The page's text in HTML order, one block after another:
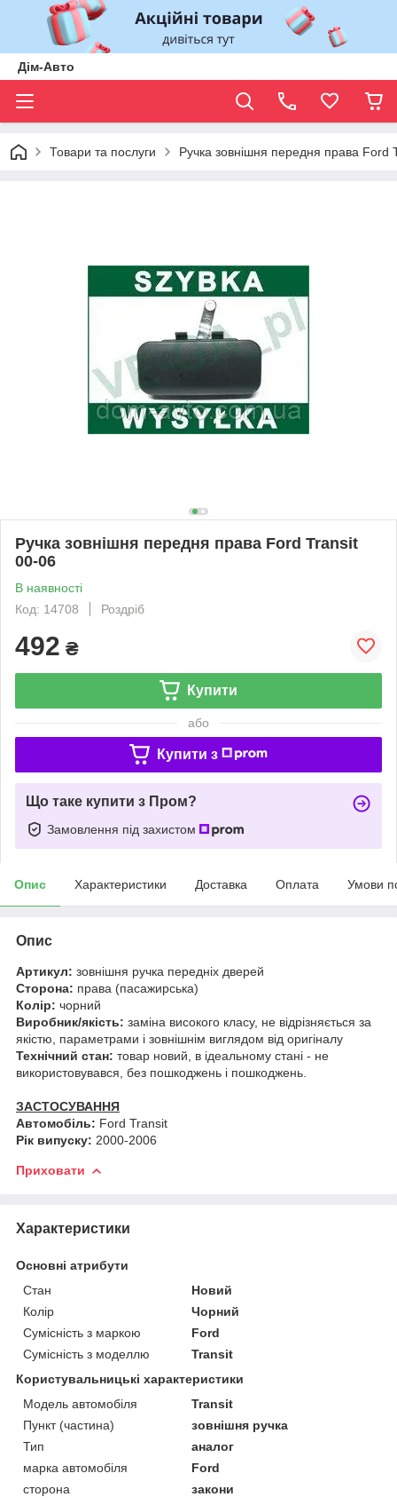
Дім-Авто
Товари та послуги Ручка зовнішня передня права Ford
Ручка зовнішня передня права Ford Transit
00-06
В наявності
Код: 14708
Роздріб
492 ₴
Купити
або
Купити з
Що таке купити з Пром?
Замовлення під захистом
Опис Характеристики Доставка Оплата Умови
Опис
Артикул: зовнішня ручка передніх дверей
Сторона: права (пасажирська)
Колір: чорний
Виробник/якість: заміна високого класу, не відрізняється за
якістю, параметрами і зовнішнім виглядом від оригіналу
Технічний стан: товар новий, в ідеальному стані - не
використовувався, без пошкоджень і пошкоджень.
ЗАСТОСУВАННЯ
Автомобіль: Ford Transit
Рік випуску: 2000-2006
Приховати
Характеристики
Основні атрибути
Стан
Новий
Колір
Чорний
Сумісність з маркою
Ford
Сумісність з моделлю
Transit
Користувальницькі характеристики
Модель автомобіля
Transit
Пункт (частина)
зовнішня ручка
Тип
аналог
марка автомобіля
Ford
сторона
закони